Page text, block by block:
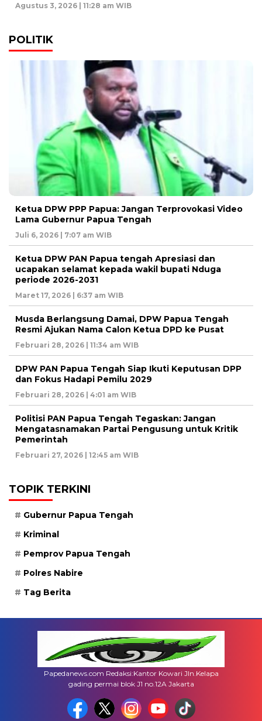
Agustus 3, 2026 | 11:28 am WIB
POLITIK
Ketua DPW PPP Papua: Jangan Terprovokasi Video
Lama Gubernur Papua Tengah
Juli 6, 2026 | 7:07 am WIB
Ketua DPW PAN Papua tengah Apresiasi dan
ucapakan selamat kepada wakil bupati Nduga
periode 2026-2031
Maret 17, 2026 | 6:37 am WIB
Musda Berlangsung Damai, DPW Papua Tengah
Resmi Ajukan Nama Calon Ketua DPD ke Pusat
Februari 28, 2026 | 11:34 am WIB
DPW PAN Papua Tengah Siap Ikuti Keputusan DPP
dan Fokus Hadapi Pemilu 2029
Februari 28, 2026 | 4:01 am WIB
Politisi PAN Papua Tengah Tegaskan: Jangan
Mengatasnamakan Partai Pengusung untuk Kritik
Pemerintah
Februari 27, 2026 | 12:45 am WIB
TOPIK TERKINI
Gubernur Papua Tengah
Kriminal
Pemprov Papua Tengah
Polres Nabire
Tag Berita
Papedanews.com Redaksi:Kantor Kowari Jln.Kelapa
gading permai blok J1 no.12A Jakarta